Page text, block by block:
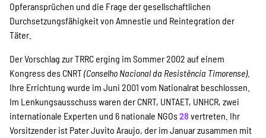
Opferansprüchen und die Frage der gesellschaftlichen
Durchsetzungsfähigkeit von Amnestie und Reintegration der
Täter.
Der Vorschlag zur TRRC erging im Sommer 2002 auf einem
Kongress des CNRT(Conselho Nacional da Resistência Timorense).
Ihre Errichtung wurde im Juni 2001 vom Nationalrat beschlossen.
Im Lenkungsausschuss waren der CNRT, UNTAET, UNHCR, zwei
internationale Experten und 6 nationale NGOs28vertreten. Ihr
Vorsitzender ist Pater Juvito Araujo, der im Januar zusammen mit